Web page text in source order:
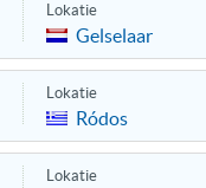
Lokatie
Gelselaar
Lokatie
Ródos
Lokatie